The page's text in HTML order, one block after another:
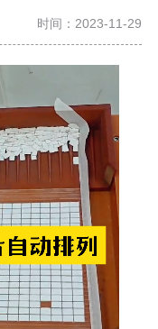
时间：2023-11-29